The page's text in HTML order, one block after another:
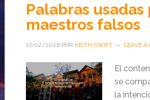
Palabras usadas
maestros falsos
17/02/2026POR KEITH SWIFT LEAVE A
El
se
la